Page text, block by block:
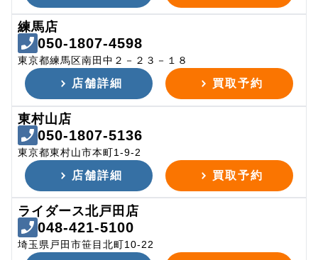
練馬店
050-1807-4598
東京都練馬区南田中２－２３－１８
店舗詳細 買取予約
東村山店
050-1807-5136
東京都東村山市本町1-9-2
店舗詳細 買取予約
ライダース北戸田店
048-421-5100
埼玉県戸田市笹目北町10-22